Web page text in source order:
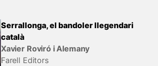
Serrallonga, el bandoler llegendari
català
Xavier Roviró i Alemany
Farell Editors